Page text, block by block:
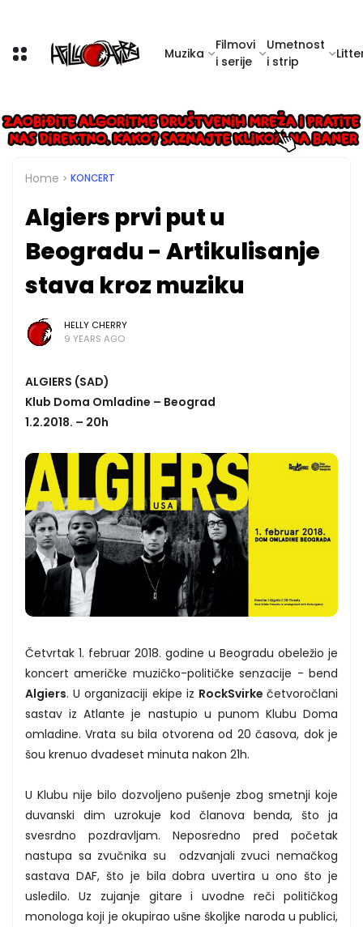
Muzika
Filmovi
i serije
Umetnost
i strip
Home KONCERT
Algiers prvi put u
Beogradu - Artikulisanje
stava kroz muziku
HELLY CHERRY
9 YEARS AGO
ALGIERS (SAD)
Klub Doma Omladine – Beograd
1.2.2018. – 20h
Četvrtak 1. februar 2018. godine u Beogradu obeležio je
koncert američke muzičko-političke senzacije - bend
Algiers. U organizaciji ekipe iz RockSvirkečetvoročlani
sastav iz Atlante je nastupio u punom Klubu Doma
omladine. Vrata su bila otvorena od 20 časova, dok je
šou krenuo dvadeset minuta nakon 21h.
U Klubu nije bilo dozvoljeno pušenje zbog smetnji koje
duvanski dim uzrokuje kod članova benda, što ja
svesrdno pozdravljam. Neposredno pred početak
nastupa sa zvučnika su odzvanjali zvuci nemačkog
sastava DAF, što je bila dobra uvertira u ono što je
usledilo. Uz zujanje gitare i uvodne reči političkog
monologa koji je okupirao ušne školjke naroda u publici,